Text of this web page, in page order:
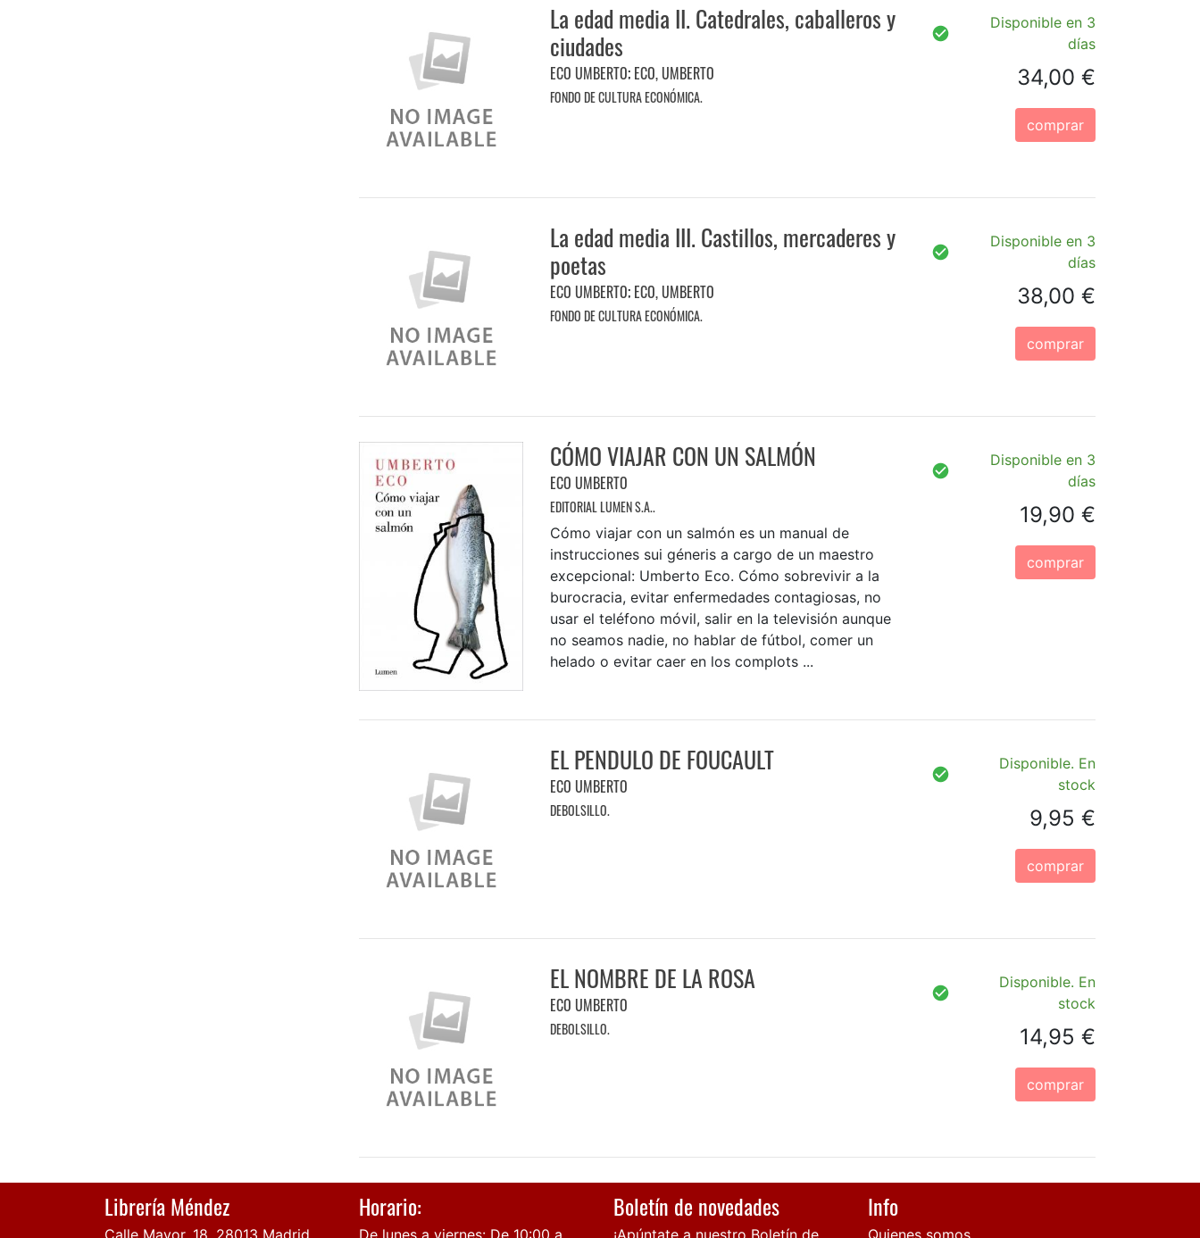
La edad media II. Catedrales, caballeros y
ciudades
ECO UMBERTO; ECO, UMBERTO
FONDO DE CULTURA ECONÓMICA.
Disponible en 3
días
34,00 €
comprar
La edad media III. Castillos, mercaderes y
poetas
ECO UMBERTO; ECO, UMBERTO
FONDO DE CULTURA ECONÓMICA.
Disponible en 3
días
38,00 €
comprar
CÓMO VIAJAR CON UN SALMÓN
ECO UMBERTO
EDITORIAL LUMEN S.A..
Cómo viajar con un salmón es un manual de
instrucciones sui géneris a cargo de un maestro
excepcional: Umberto Eco. Cómo sobrevivir a la
burocracia, evitar enfermedades contagiosas, no
usar el teléfono móvil, salir en la televisión aunque
no seamos nadie, no hablar de fútbol, comer un
helado o evitar caer en los complots ...
Disponible en 3
días
19,90 €
comprar
EL PENDULO DE FOUCAULT
ECO UMBERTO
DEBOLSILLO.
Disponible. En
stock
9,95 €
comprar
EL NOMBRE DE LA ROSA
ECO UMBERTO
DEBOLSILLO.
Disponible. En
stock
14,95 €
comprar
Librería Méndez
Calle Mayor, 18, 28013 Madrid
Horario:
De lunes a viernes: De 10:00 a
Boletín de novedades
¡Apúntate a nuestro Boletín de
Info
Quienes somos